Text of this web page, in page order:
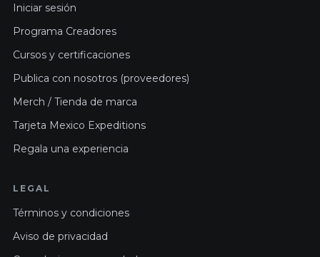
Iniciar sesión
Programa Creadores
Cursos y certificaciones
Publica con nosotros (proveedores)
Merch / Tienda de marca
Tarjeta Mexico Expeditions
Regala una experiencia
LEGAL
Términos y condiciones
Aviso de privacidad